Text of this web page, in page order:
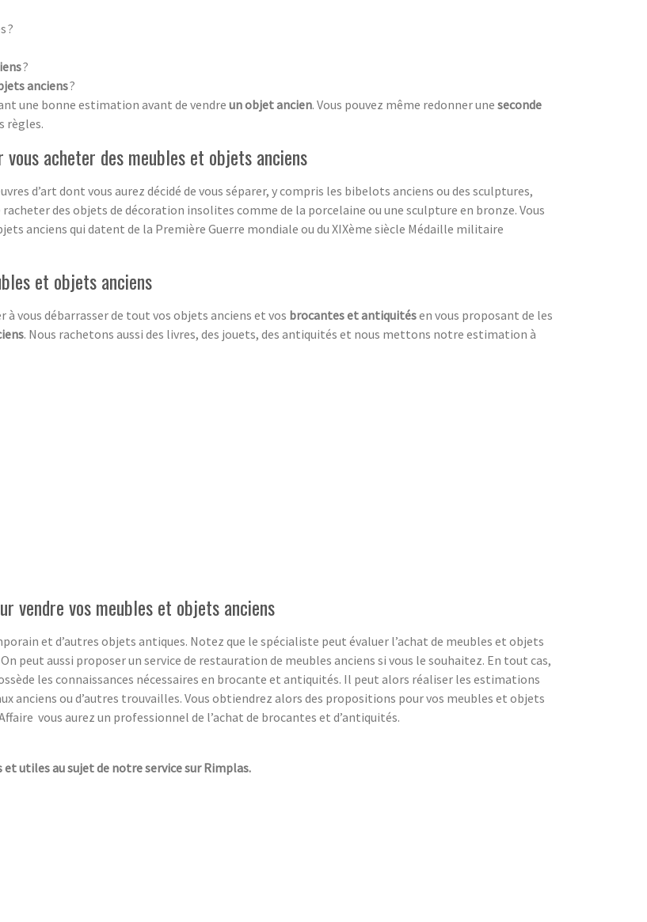
?
?
anciens?
une bonne estimation avant de vendre un objet ancien. Vous pouvez même redonner une seconde
règles.
acheter des meubles et objets anciens
d’art dont vous aurez décidé de vous séparer, y compris les bibelots anciens ou des sculptures,
des objets de décoration insolites comme de la porcelaine ou une sculpture en bronze. Vous
anciens qui datent de la Première Guerre mondiale ou du XIXème siècle Médaille militaire
et objets anciens
vous débarrasser de tout vos objets anciens et vos brocantes et antiquitésen vous proposant de les
. Nous rachetons aussi des livres, des jouets, des antiquités et nous mettons notre estimation à
vendre vos meubles et objets anciens
et d’autres objets antiques. Notez que le spécialiste peut évaluer l’achat de meubles et objets
peut aussi proposer un service de restauration de meubles anciens si vous le souhaitez. En tout cas,
les connaissances nécessaires en brocante et antiquités. Il peut alors réaliser les estimations
anciens ou d’autres trouvailles. Vous obtiendrez alors des propositions pour vos meubles et objets
vous aurez un professionnel de l’achat de brocantes et d’antiquités.
utiles au sujet de notre service sur Rimplas.